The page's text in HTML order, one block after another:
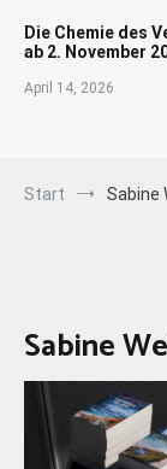
Die Chemie des
ab 2. November
April 14, 2026
Start Sabine
Sabine